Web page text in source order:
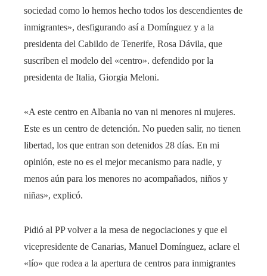
sociedad como lo hemos hecho todos los descendientes de
inmigrantes», desfigurando así a Domínguez y a la
presidenta del Cabildo de Tenerife, Rosa Dávila, que
suscriben el modelo del «centro». defendido por la
presidenta de Italia, Giorgia Meloni.
«A este centro en Albania no van ni menores ni mujeres.
Este es un centro de detención. No pueden salir, no tienen
libertad, los que entran son detenidos 28 días. En mi
opinión, este no es el mejor mecanismo para nadie, y
menos aún para los menores no acompañados, niños y
niñas», explicó.
Pidió al PP volver a la mesa de negociaciones y que el
vicepresidente de Canarias, Manuel Domínguez, aclare el
«lío» que rodea a la apertura de centros para inmigrantes